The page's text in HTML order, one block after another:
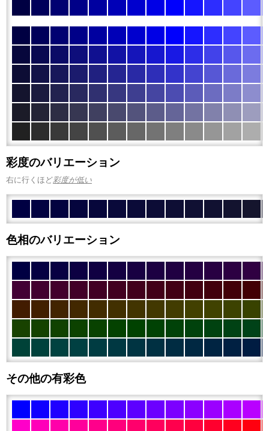
彩度のバリエーション
右に行くほど彩度が低い
色相のバリエーション
その他の有彩色